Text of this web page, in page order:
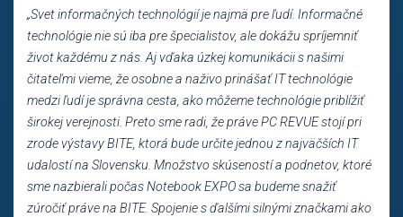
„Svet informačných technológií je najmä pre ľudí. Informačné
technológie nie sú iba pre špecialistov, ale dokážu spríjemniť
život každému z nás. Aj vďaka úzkej komunikácii s našimi
čitateľmi vieme, že osobne a naživo prinášať IT technológie
medzi ľudí je správna cesta, ako môžeme technológie priblížiť
širokej verejnosti. Preto sme radi, že práve PC REVUE stojí pri
zrode výstavy BITE, ktorá bude určite jednou z najväčších IT
udalostí na Slovensku. Množstvo skúseností a podnetov, ktoré
sme nazbierali počas Notebook EXPO sa budeme snažiť
zúročiť práve na BITE. Spojenie s ďalšími silnými značkami ako